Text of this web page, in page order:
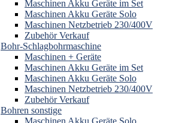
Maschinen Akku Geräte im Set
Maschinen Akku Geräte Solo
Maschinen Netzbetrieb 230/400V
Zubehör Verkauf
Bohr-Schlagbohrmaschine
Maschinen + Geräte
Maschinen Akku Geräte im Set
Maschinen Akku Geräte Solo
Maschinen Netzbetrieb 230/400V
Zubehör Verkauf
Bohren sonstige
Maschinen Akku Geräte Solo